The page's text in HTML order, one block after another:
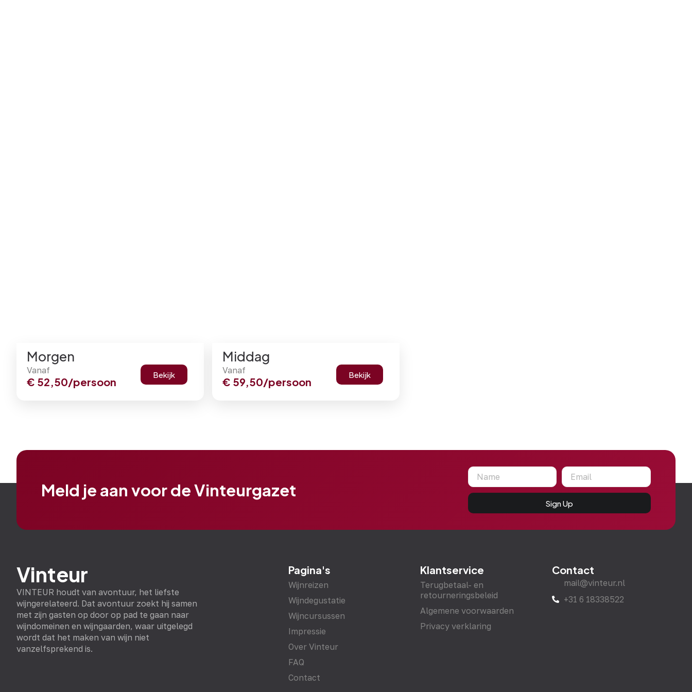
Morgen
Vanaf
€ 52,50/persoon
Bekijk
Middag
Vanaf
€ 59,50/persoon
Bekijk
Meld je aan voor de Vinteurgazet
Sign Up
Vinteur
VINTEUR houdt van avontuur, het liefste
wijngerelateerd. Dat avontuur zoekt hij samen
met zijn gasten op door op pad te gaan naar
wijndomeinen en wijngaarden, waar uitgelegd
wordt dat het maken van wijn niet
vanzelfsprekend is.
Pagina's
Wijnreizen
Wijndegustatie
Wijncursussen
Impressie
Over Vinteur
FAQ
Contact
Klantservice
Terugbetaal- en
retourneringsbeleid
Algemene voorwaarden
Privacy verklaring
Contact
mail@vinteur.nl
+31 6 18338522